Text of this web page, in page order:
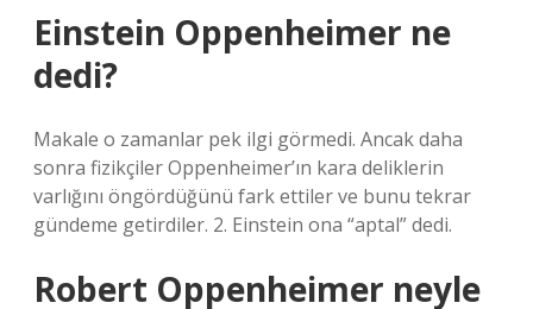
Einstein Oppenheimer ne
dedi?
Makale o zamanlar pek ilgi görmedi. Ancak daha
sonra fizikçiler Oppenheimer’ın kara deliklerin
varlığını öngördüğünü fark ettiler ve bunu tekrar
gündeme getirdiler. 2. Einstein ona “aptal” dedi.
Robert Oppenheimer neyle